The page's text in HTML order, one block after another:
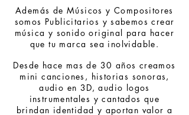
Además de Músicos y Compositores
somos Publicitarios y sabemos crear
música y sonido original para hacer
que tu marca sea inolvidable.
Desde hace mas de 30 años creamos
mini canciones, historias sonoras,
audio en 3D, audio logos
instrumentales y cantados que
brindan identidad y aportan valor a